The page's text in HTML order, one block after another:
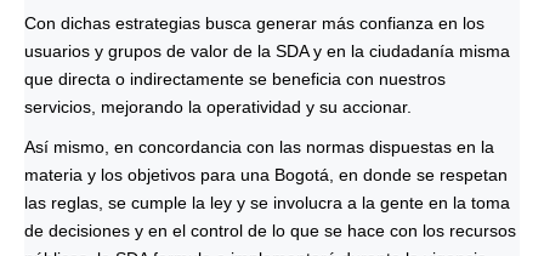
Con dichas estrategias busca generar más confianza en los
usuarios y grupos de valor de la SDA y en la ciudadanía misma
que directa o indirectamente se beneficia con nuestros
servicios, mejorando la operatividad y su accionar.
Así mismo, en concordancia con las normas dispuestas en la
materia y los objetivos para una Bogotá, en donde se respetan
las reglas, se cumple la ley y se involucra a la gente en la toma
de decisiones y en el control de lo que se hace con los recursos